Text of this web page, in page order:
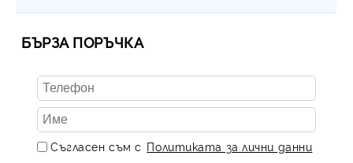
БЪРЗА ПОРЪЧКА
Съгласен съм с Политиката за лични данни